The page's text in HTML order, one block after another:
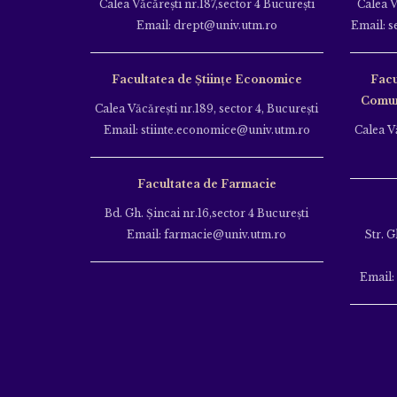
Calea Văcăreşti nr.187,sector 4 Bucureşti
Email: drept@univ.utm.ro
Facultatea de Științe Economice
Calea Văcăreşti nr.189, sector 4, Bucureşti
Email: stiinte.economice@univ.utm.ro
Facultatea de Farmacie
Bd. Gh. Şincai nr.16,sector 4 Bucureşti
Email: farmacie@univ.utm.ro
Calea
Email:
Calea
Str.
Email: